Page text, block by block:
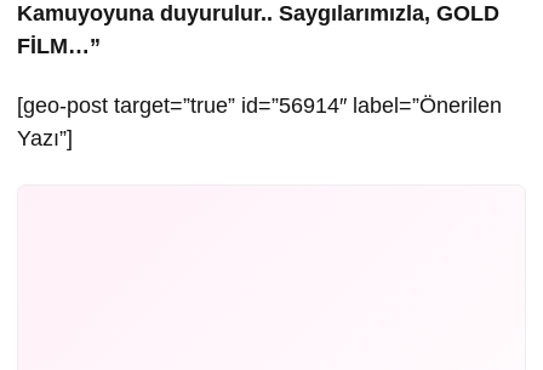
Kamuyoyuna duyurulur.. Saygılarımızla, GOLD
FİLM…”
[geo-post target=”true” id=”56914″ label=”Önerilen
Yazı”]